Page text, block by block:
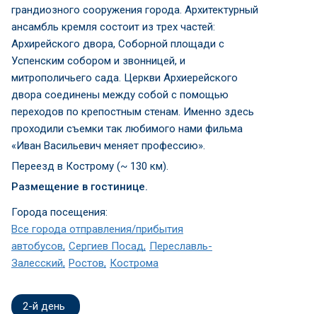
грандиозного сооружения города. Архитектурный
ансамбль кремля состоит из трех частей:
Архирейского двора, Соборной площади с
Успенским собором и звонницей, и
митрополичьего сада. Церкви Архиерейского
двора соединены между собой с помощью
переходов по крепостным стенам. Именно здесь
проходили съемки так любимого нами фильма
«Иван Васильевич меняет профессию».
Переезд в Кострому (~ 130 км).
Размещение в гостинице.
Города посещения:
Все города отправления/прибытия
автобусов Сергиев Посад Переславль-
Залесский Ростов Кострома
2-й день